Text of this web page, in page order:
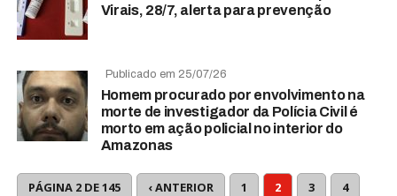
Virais, 28/7, alerta para prevenção
Publicado em 25/07/26
Homem procurado por envolvimento na
morte de investigador da Polícia Civil é
morto em ação policial no interior do
Amazonas
PÁGINA 2 DE 145 ‹ ANTERIOR 1 2 3
4